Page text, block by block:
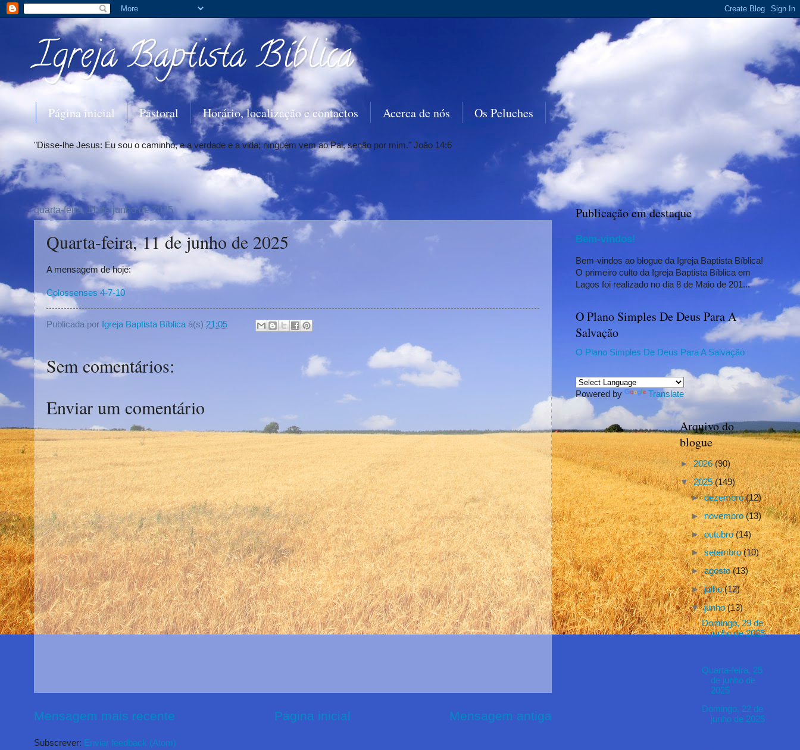
Igreja Baptista Bíblica
Página inicial Pastoral Horário, localização e contactos Acerca de nós Os Peluches
"Disse-lhe Jesus: Eu sou o caminho, e a verdade e a vida; ninguém vem ao Pai, senão por mim." João 14:6
quarta-feira, 11 de junho de 2025
Quarta-feira, 11 de junho de 2025
A mensagem de hoje:
Colossenses 4-7-10
Publicada por Igreja Baptista Bíblica à(s) 21:05
Sem comentários:
Enviar um comentário
Mensagem mais recente Mensagem antiga
Página inicial
Subscrever: Enviar feedback (Atom)
Publicação em destaque
Bem-vindos!
Bem-vindos ao blogue da Igreja Baptista Bíblica!
O primeiro culto da Igreja Baptista Bíblica em
Lagos foi realizado no dia 8 de Maio de 201...
O Plano Simples De Deus Para A
Salvação
O Plano Simples De Deus Para A Salvação
Powered by Translate
Arquivo do
blogue
►2026(90)
▼2025(149)
►dezembro(12)
►novembro(13)
►outubro(14)
►setembro(10)
►agosto(13)
►julho(12)
▼junho(13)
Domingo, 29 de
junho de 2025
Quarta-feira, 25
de junho de
2025
Domingo, 22 de
junho de 2025